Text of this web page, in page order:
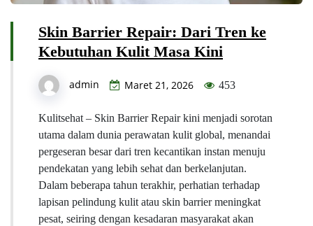
Skin Barrier Repair: Dari Tren ke
Kebutuhan Kulit Masa Kini
admin Maret 21, 2026 453
Kulitsehat – Skin Barrier Repair kini menjadi sorotan
utama dalam dunia perawatan kulit global, menandai
pergeseran besar dari tren kecantikan instan menuju
pendekatan yang lebih sehat dan berkelanjutan.
Dalam beberapa tahun terakhir, perhatian terhadap
lapisan pelindung kulit atau skin barrier meningkat
pesat, seiring dengan kesadaran masyarakat akan